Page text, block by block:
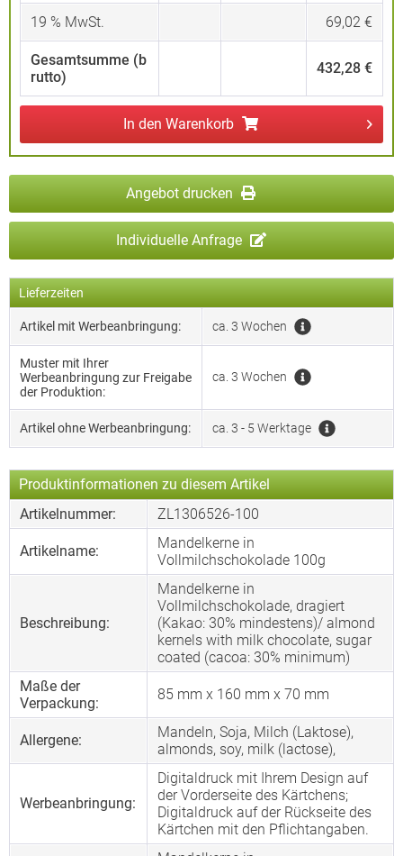
19 % MwSt. 69,02 €
Gesamtsumme (b
rutto)
432,28 €
In den Warenkorb
Angebot drucken
Individuelle Anfrage
Lieferzeiten
Artikel mit Werbeanbringung: ca. 3 Wochen
Muster mit Ihrer
Werbeanbringung zur Freigabe
der Produktion:
ca. 3 Wochen
Artikel ohne Werbeanbringung: ca. 3 - 5 Werktage
Produktinformationen zu diesem Artikel
Artikelnummer:
ZL1306526-100
Artikelname:
Mandelkerne in
Vollmilchschokolade 100g
Beschreibung:
Mandelkerne in
Vollmilchschokolade, dragiert
(Kakao: 30% mindestens)/ almond
kernels with milk chocolate, sugar
coated (cacoa: 30% minimum)
Maße der
Verpackung:
85 mm x 160 mm x 70 mm
Allergene:
Mandeln, Soja, Milch (Laktose),
almonds, soy, milk (lactose),
Werbeanbringung:
Digitaldruck mit Ihrem Design auf
der Vorderseite des Kärtchens;
Digitaldruck auf der Rückseite des
Kärtchen mit den Pflichtangaben.